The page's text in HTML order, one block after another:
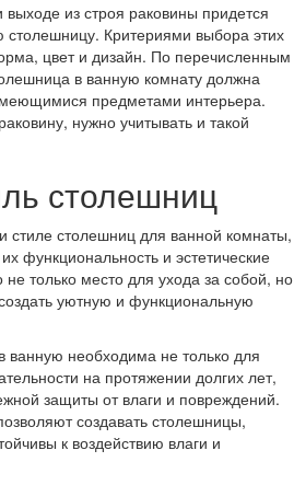
выходе из строя раковины придется
Критериями выбора этих
цвет и дизайн. По перечисленным
в ванную комнату должна
предметами интерьера.
нужно учитывать и такой
столешниц
стиле столешниц для ванной комнаты,
функциональность и эстетические
не только место для ухода за собой, но
уютную и функциональную
ванную необходима не только для
на протяжении долгих лет,
защиты от влаги и повреждений.
создавать столешницы,
к воздействию влаги и